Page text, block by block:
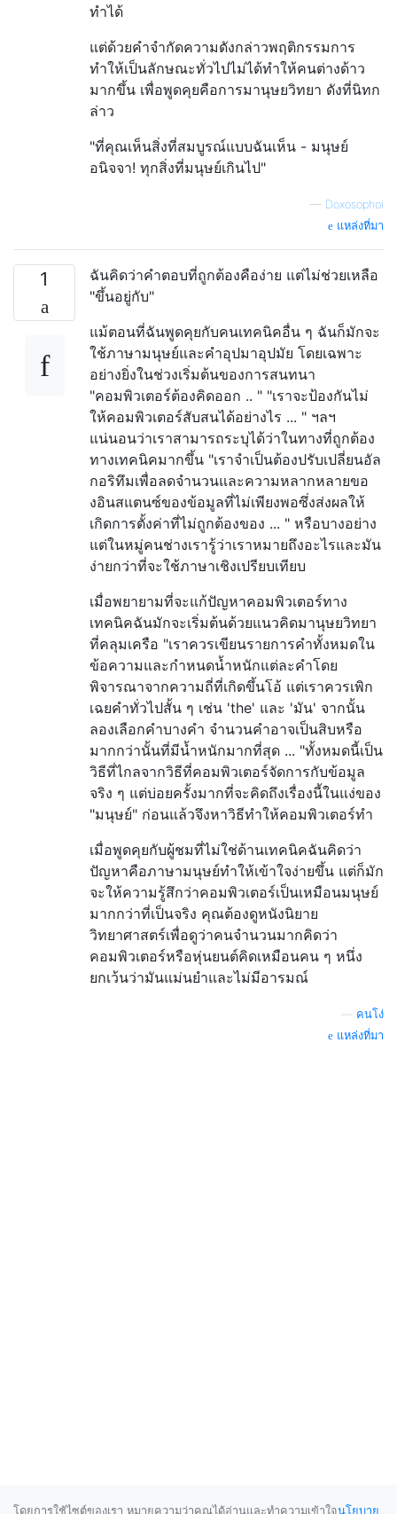
ทำได้
แต่ด้วยคำจำกัดความดังกล่าวพฤติกรรมการ
ทำให้เป็นลักษณะทั่วไปไม่ได้ทำให้คนต่างด้าว
มากขึ้น เพื่อพูดคุยคือการมานุษยวิทยา ดังที่นิทก
ล่าว
"ที่คุณเห็นสิ่งที่สมบูรณ์แบบฉันเห็น - มนุษย์
อนิจจา! ทุกสิ่งที่มนุษย์เกินไป"
— Doxosophoi
แหล่งที่มา
1
ฉันคิดว่าคำตอบที่ถูกต้องคือง่าย แต่ไม่ช่วยเหลือ
"ขึ้นอยู่กับ"
แม้ตอนที่ฉันพูดคุยกับคนเทคนิคอื่น ๆ ฉันก็มักจะ
ใช้ภาษามนุษย์และคำอุปมาอุปมัย โดยเฉพาะ
อย่างยิ่งในช่วงเริ่มต้นของการสนทนา
"คอมพิวเตอร์ต้องคิดออก .. " "เราจะป้องกันไม่
ให้คอมพิวเตอร์สับสนได้อย่างไร ... " ฯลฯ
แน่นอนว่าเราสามารถระบุได้ว่าในทางที่ถูกต้อง
ทางเทคนิคมากขึ้น "เราจำเป็นต้องปรับเปลี่ยนอัล
กอริทึมเพื่อลดจำนวนและความหลากหลายขอ
งอินสแตนซ์ของข้อมูลที่ไม่เพียงพอซึ่งส่งผลให้
เกิดการตั้งค่าที่ไม่ถูกต้องของ ... " หรือบางอย่าง
แต่ในหมู่คนช่างเรารู้ว่าเราหมายถึงอะไรและมัน
ง่ายกว่าที่จะใช้ภาษาเชิงเปรียบเทียบ
เมื่อพยายามที่จะแก้ปัญหาคอมพิวเตอร์ทาง
เทคนิคฉันมักจะเริ่มต้นด้วยแนวคิดมานุษยวิทยา
ที่คลุมเครือ "เราควรเขียนรายการคำทั้งหมดใน
ข้อความและกำหนดน้ำหนักแต่ละคำโดย
พิจารณาจากความถี่ที่เกิดขึ้นโอ้ แต่เราควรเพิก
เฉยคำทั่วไปสั้น ๆ เช่น 'the' และ 'มัน' จากนั้น
ลองเลือกคำบางคำ จำนวนคำอาจเป็นสิบหรือ
มากกว่านั้นที่มีน้ำหนักมากที่สุด ... "ทั้งหมดนี้เป็น
วิธีที่ไกลจากวิธีที่คอมพิวเตอร์จัดการกับข้อมูล
จริง ๆ แต่บ่อยครั้งมากที่จะคิดถึงเรื่องนี้ในแง่ของ
"มนุษย์" ก่อนแล้วจึงหาวิธีทำให้คอมพิวเตอร์ทำ
เมื่อพูดคุยกับผู้ชมที่ไม่ใช่ด้านเทคนิคฉันคิดว่า
ปัญหาคือภาษามนุษย์ทำให้เข้าใจง่ายขึ้น แต่ก็มัก
จะให้ความรู้สึกว่าคอมพิวเตอร์เป็นเหมือนมนุษย์
มากกว่าที่เป็นจริง คุณต้องดูหนังนิยาย
วิทยาศาสตร์เพื่อดูว่าคนจำนวนมากคิดว่า
คอมพิวเตอร์หรือหุ่นยนต์คิดเหมือนคน ๆ หนึ่ง
ยกเว้นว่ามันแม่นยำและไม่มีอารมณ์
คนโง่
แหล่งที่มา
โดยการใช้ไซต์ของเรา หมายความว่าคุณได้อ่านและทำความเข้าใจนโยบาย